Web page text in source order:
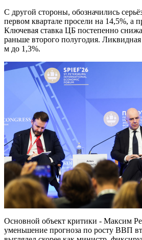
С другой стороны, обозначились
первом квартале просели на 14,5%,
Ключевая ставка ЦБ постепенно
раньше второго полугодия.
м до 1,3%.
Основной объект критики - Максим
уменьшение прогноза по росту ВВП